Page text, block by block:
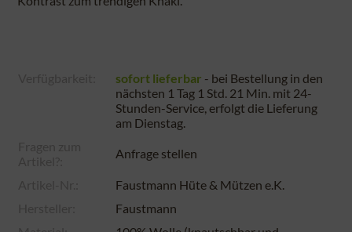
sofort lieferbar - bei Bestellung in den
nächsten 1 Tag 1 Std. 21 Min. mit 24-
Stunden-Service, erfolgt die Lieferung
am Dienstag.
Anfrage stellen
Faustmann Hüte & Mützen e.K.
Faustmann